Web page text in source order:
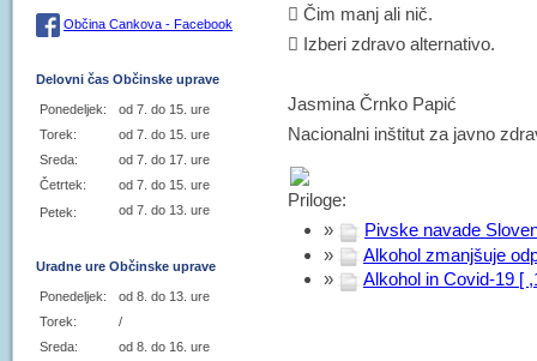
Občina Cankova - Facebook
Delovni čas Občinske uprave
Ponedeljek:
od 7. do 15. ure
Torek:
od 7. do 15. ure
Sreda:
od 7. do 17. ure
Četrtek:
od 7. do 15. ure
Petek:
od 7. do 13. ure
Uradne ure Občinske uprave
Ponedeljek:
od 8. do 13. ure
Torek:
/
Sreda:
od 8. do 16. ure
 Čim manj ali nič.
 Izberi zdravo alternativo.
Jasmina Črnko Papić
Nacionalni inštitut za javno
Priloge:
»
Pivske navade
»
Alkohol zmanjšuje
»
Alkohol in Covid-19 [